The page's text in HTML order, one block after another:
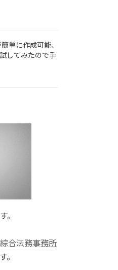
単に作成可能、
してみたので手
。
合法務事務所
。